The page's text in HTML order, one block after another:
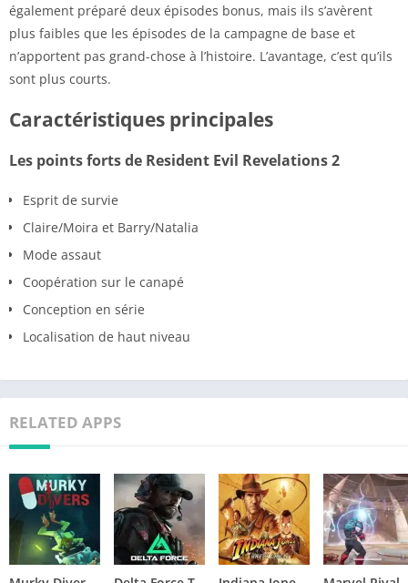
également préparé deux épisodes bonus, mais ils s’avèrent
plus faibles que les épisodes de la campagne de base et
n’apportent pas grand-chose à l’histoire. L’avantage, c’est qu’ils
sont plus courts.
Caractéristiques principales
Les points forts de Resident Evil Revelations 2
Esprit de survie
Claire/Moira et Barry/Natalia
Mode assaut
Coopération sur le canapé
Conception en série
Localisation de haut niveau
RELATED APPS